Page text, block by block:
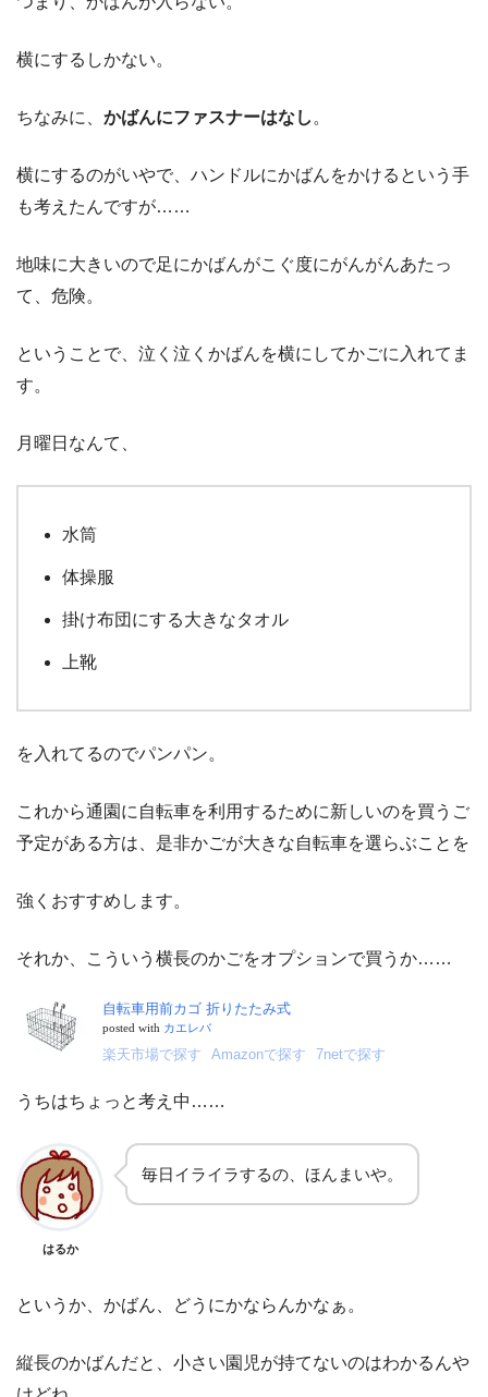
横にするしかない。
ちなみに、 かばんにファスナーはなし 。
横にするのがいやで、ハンドルにかばんをかけるという手
も考えたんですが……
地味に大きいので足にかばんがこぐ度にがんがんあたっ
て、危険。
ということで、泣く泣くかばんを横にしてかごに入れてま
す。
月曜日なんて、
水筒
体操服
掛け布団にする大きなタオル
上靴
を入れてるのでパンパン。
これから通園に自転車を利用するために新しいのを買うご
予定がある方は、是非かごが大きな自転車を選らぶことを
強くおすすめします。
それか、こういう横長のかごをオプションで買うか……
自転車用前カゴ 折りたたみ式
posted with カエレバ
楽天市場で探す Amazonで探す 7netで探す
うちはちょっと考え中……
はるか
毎日イライラするの、ほんまいや。
というか、かばん、どうにかならんかなぁ。
縦長のかばんだと、小さい園児が持てないのはわかるんや